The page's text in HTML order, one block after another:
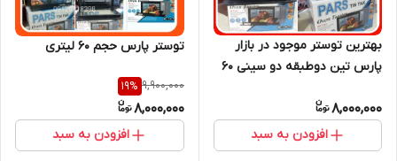
بهترین توستر موجود در بازار
پارس تین دوطبقه دو سینی ۶۰
8,000,000
افزودن به سبد
توستر پارس حجم ۶۰ لیتری
9,900,000
19%
8,000,000
افزودن به سبد